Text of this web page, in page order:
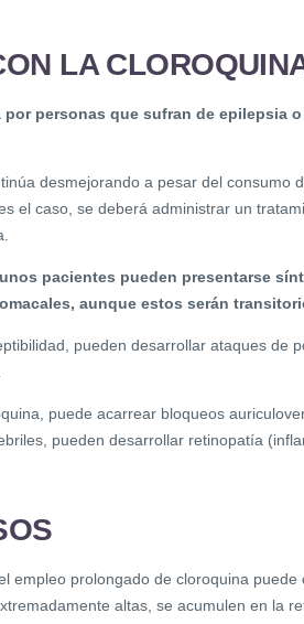
LA
por personas que sufran de epilepsia
desmejorando a pesar del consumo
el caso, se deberá administrar un
pacientes pueden presentarse
aunque estos serán
pueden desarrollar ataques de
puede acarrear bloqueos
pueden desarrollar retinopatía
empleo prolongado de cloroquina puede
altas, se acumulen en la